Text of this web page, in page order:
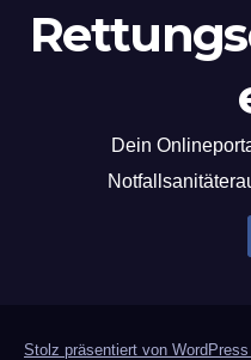
Dein
Stolz präsentiert von WordPress